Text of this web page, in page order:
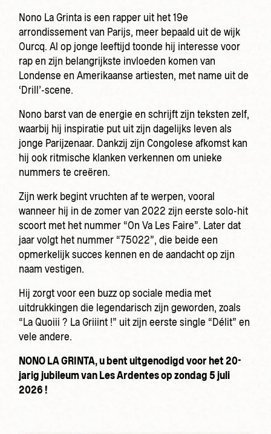
Nono La Grinta is een rapper uit het 19e
arrondissement van Parijs, meer bepaald uit de wijk
Ourcq. Al op jonge leeftijd toonde hij interesse voor
rap en zijn belangrijkste invloeden komen van
Londense en Amerikaanse artiesten, met name uit de
‘Drill’-scene.
Nono barst van de energie en schrijft zijn teksten zelf,
waarbij hij inspiratie put uit zijn dagelijks leven als
jonge Parijzenaar. Dankzij zijn Congolese afkomst kan
hij ook ritmische klanken verkennen om unieke
nummers te creëren.
Zijn werk begint vruchten af te werpen, vooral
wanneer hij in de zomer van 2022 zijn eerste solo-hit
scoort met het nummer “On Va Les Faire”. Later dat
jaar volgt het nummer “75022”, die beide een
opmerkelijk succes kennen en de aandacht op zijn
naam vestigen.
Hij zorgt voor een buzz op sociale media met
uitdrukkingen die legendarisch zijn geworden, zoals
“La Quoiii ? La Griiint !” uit zijn eerste single “Délit” en
vele andere.
NONO LA GRINTA, u bent uitgenodigd voor het 20-
jarig jubileum van Les Ardentes op zondag 5 juli
2026 !